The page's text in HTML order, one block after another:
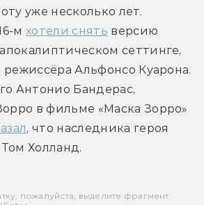
уже несколько лет.
м хотели снять версию
сеттинге,
режиссёра Альфонсо Куарона.
Антонио Бандерас,
в фильме «Маска Зорро»
, что наследника героя
Холланд.
пожалуйста, выделите фрагмент